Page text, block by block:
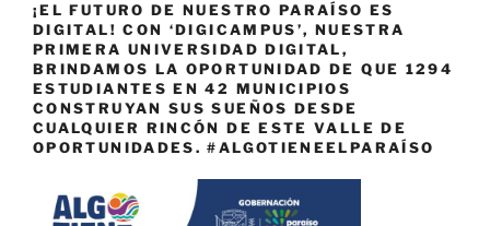
¡EL FUTURO DE NUESTRO PARAÍSO ES
DIGITAL! CON ‘DIGICAMPUS’, NUESTRA
PRIMERA UNIVERSIDAD DIGITAL,
BRINDAMOS LA OPORTUNIDAD DE QUE 1294
ESTUDIANTES EN 42 MUNICIPIOS
CONSTRUYAN SUS SUEÑOS DESDE
CUALQUIER RINCÓN DE ESTE VALLE DE
OPORTUNIDADES. #ALGOTIENEELPARAÍSO